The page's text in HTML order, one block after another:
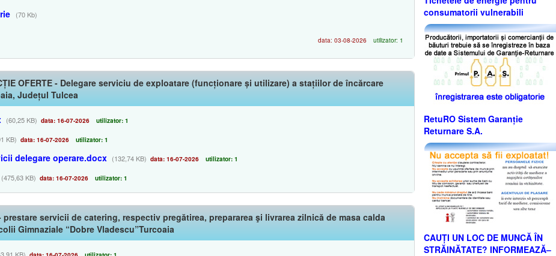
(70 Kb)
data: 03-08-2026 utilizator: 1
OFERTE - Delegare serviciu de exploatare (funcționare și utilizare) a stațiilor de încărcare
Județul Tulcea
(60,25 KB) data: 16-07-2026 utilizator: 1
KB) data: 16-07-2026 utilizator: 1
delegare operare.docx (132,74 KB) data: 16-07-2026 utilizator: 1
(475,63 KB) data: 16-07-2026 utilizator: 1
servicii de catering, respectiv pregătirea, prepararea şi livrarea zilnică de masa calda
Gimnaziale “Dobre Vladescu”Turcoaia
KB)
consumatorii vulnerabili
RetuRO Sistem Garanție
Returnare S.A.
CAUȚI UN LOC DE MUNCĂ ÎN
STRĂINĂTATE? INFORMEAZĂ–